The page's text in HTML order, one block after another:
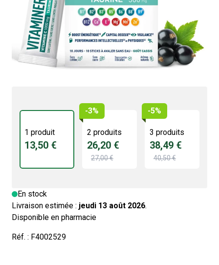
4.5/5 -2 avis
Énergie durable sans caféine
Améliore la concentration
Aide à maintenir une fonction musculaire normale
Agit contre le stress oxydatif
1 produit
13,50 €
-3%
2 produits
26,20 €
27,00 €
-5%
3 produits
38,49 €
40,50 €
En stock
Livraison estimée : jeudi 13 août 2026.
Disponible en pharmacie
Réf. : F4002529